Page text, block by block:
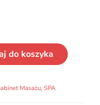
do koszyka
Masażu, SPA